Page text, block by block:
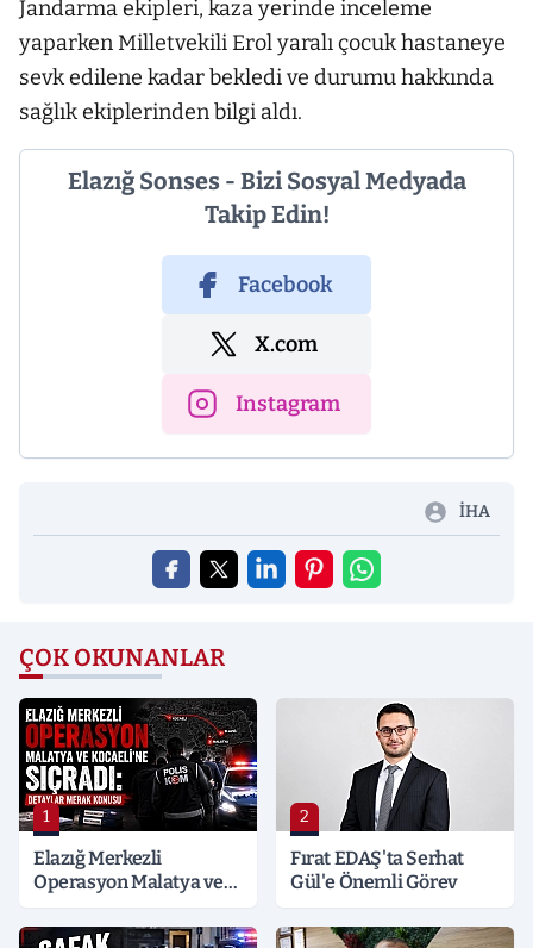
Jandarma ekipleri, kaza yerinde inceleme
yaparken Milletvekili Erol yaralı çocuk hastaneye
sevk edilene kadar bekledi ve durumu hakkında
sağlık ekiplerinden bilgi aldı.
Elazığ Sonses - Bizi Sosyal Medyada
Takip Edin!
Facebook
X.com
Instagram
İHA
ÇOK OKUNANLAR
1
Elazığ Merkezli
Operasyon Malatya ve
Detaylar Merak Konusu
2
Fırat EDAŞ'ta Serhat
Gül'e Önemli Görev